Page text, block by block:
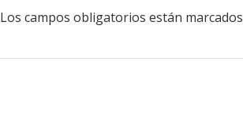
Los campos obligatorios están marcados